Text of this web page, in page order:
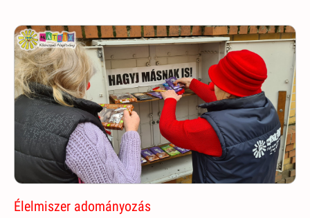
Élelmiszer adományozás